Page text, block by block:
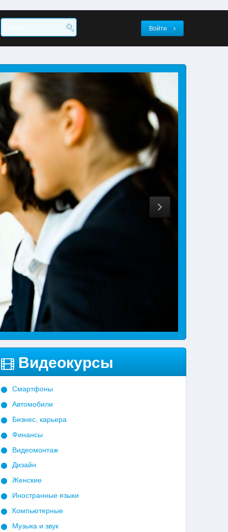
Войти
Видеокурсы
Смартфоны
Автомобили
Бизнес, карьера
Финансы
Видеомонтаж
Дизайн
Женские
Иностранные языки
Компьютерные
Музыка и звук